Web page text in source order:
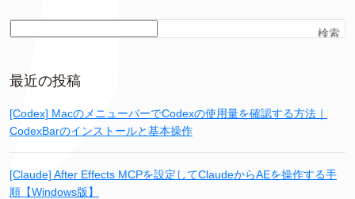
検索
最近の投稿
[Codex] MacのメニューバーでCodexの使用量を確認する方法｜
CodexBarのインストールと基本操作
[Claude] After Effects MCPを設定してClaudeからAEを操作する手
順【Windows版】